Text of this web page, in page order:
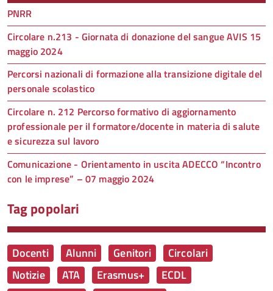
PNRR
Circolare n.213 - Giornata di donazione del sangue AVIS 15
maggio 2024
Percorsi nazionali di formazione alla transizione digitale del
personale scolastico
Circolare n. 212 Percorso formativo di aggiornamento
professionale per il formatore/docente in materia di salute
e sicurezza sul lavoro
Comunicazione - Orientamento in uscita ADECCO “Incontro
con le imprese” – 07 maggio 2024
Tag popolari
Docenti Alunni Genitori
Circolari
Notizie
ATA Erasmus+
ECDL